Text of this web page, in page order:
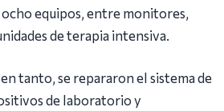
equipos, entre monitores,
de terapia intensiva.
tanto, se repararon el sistema de
de laboratorio y